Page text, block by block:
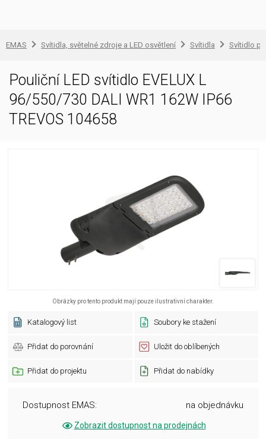
EMAS Svítidla, světelné zdroje a LED osvětlení Svítidla Svítidlo
Pouliční LED svítidlo EVELUX L
96/550/730 DALI WR1 162W IP66
TREVOS 104658
Obrázky pro tento produkt mají pouze ilustrativní charakter.
Katalogový list Soubory ke stažení
Přidat do porovnání Uložit do oblíbených
Přidat do projektu Přidat do nabídky
Dostupnost EMAS: na objednávku
Zobrazit dostupnost na prodejnách